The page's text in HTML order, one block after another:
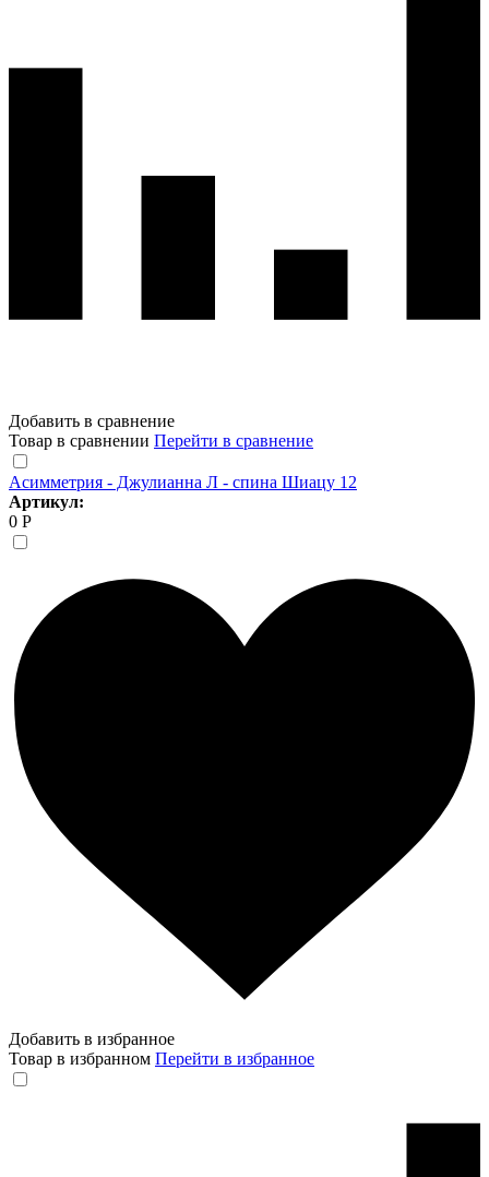
Добавить в сравнение
Товар в сравнении Перейти в сравнение
Асимметрия - Джулианна Л - спина Шиацу 12
Артикул:
0 Р
Добавить в избранное
Товар в избранном Перейти в избранное